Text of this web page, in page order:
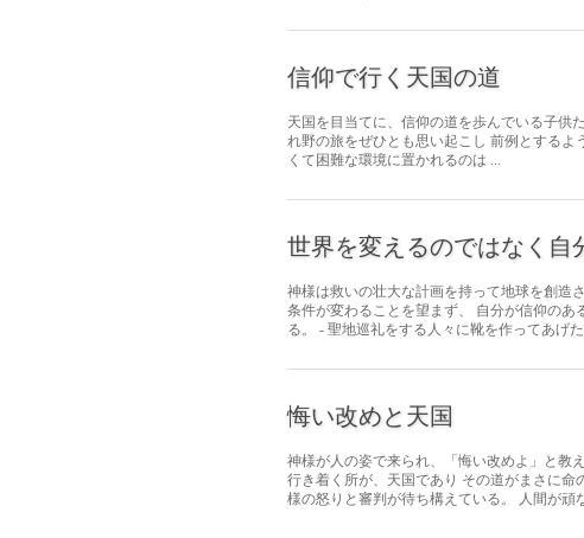
信仰で行く天国の道
天国を目当てに、信仰の道を歩んでいる子供
れ野の旅をぜひとも思い起こし 前例とする
くて困難な環境に置かれるのは ...
世界を変えるのではなく自
神様は救いの壮大な計画を持って地球を創造
条件が変わることを望まず、 自分が信仰のあ
る。 - 聖地巡礼をする人々に靴を作ってあげ
悔い改めと天国
神様が人の姿で来られ、「悔い改めよ」と教
行き着く所が、天国であり その道がまさに
様の怒りと審判が待ち構えている。 人間が頑